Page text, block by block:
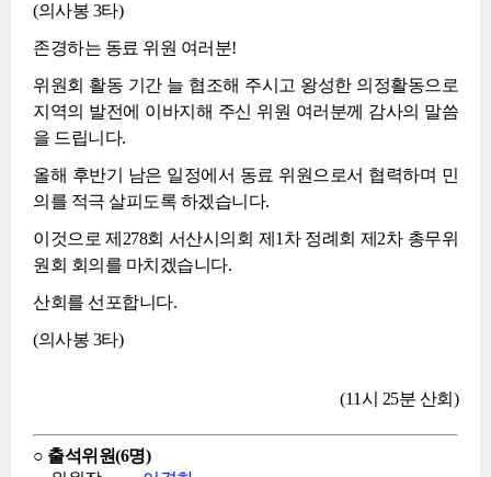
(의사봉 3타)
존경하는 동료 위원 여러분!
위원회 활동 기간 늘 협조해 주시고 왕성한 의정활동으로
지역의 발전에 이바지해 주신 위원 여러분께 감사의 말씀
을 드립니다.
올해 후반기 남은 일정에서 동료 위원으로서 협력하며 민
의를 적극 살피도록 하겠습니다.
이것으로 제278회 서산시의회 제1차 정례회 제2차 총무위
원회 회의를 마치겠습니다.
산회를 선포합니다.
(의사봉 3타)
(11시 25분 산회)
○ 출석위원(6명)